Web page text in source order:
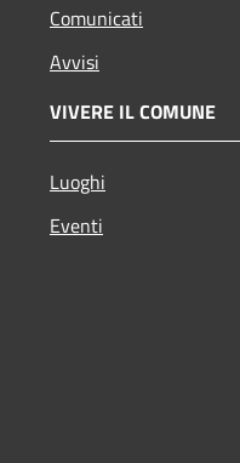
Comunicati
Avvisi
VIVERE IL COMUNE
Luoghi
Eventi